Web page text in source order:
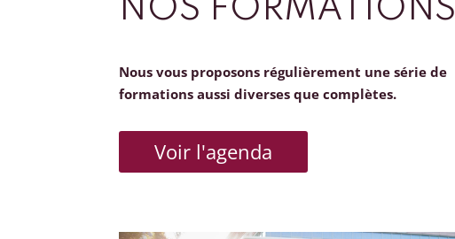
NOS FORMATIONS
Nous vous proposons régulièrement une série de
formations aussi diverses que complètes.
Voir l'agenda